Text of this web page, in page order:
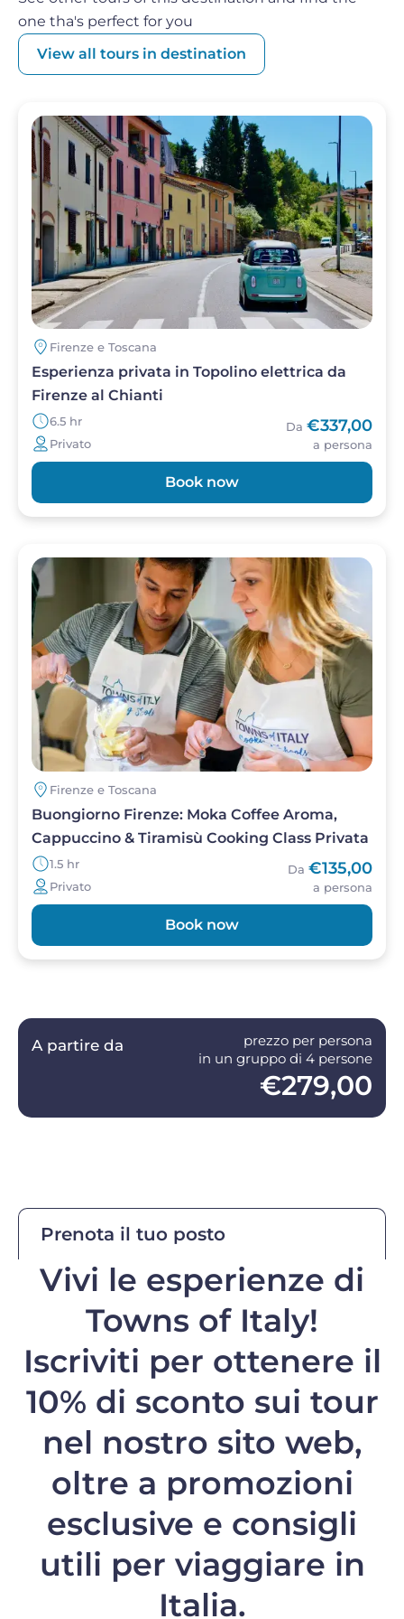
one tha's perfect for you
View all tours in destination
Image
Firenze e Toscana
Esperienza privata in Topolino elettrica da
Firenze al Chianti
6.5 hr
Privato
Da €337,00
a persona
Book now
Image
Firenze e Toscana
Buongiorno Firenze: Moka Coffee Aroma,
Cappuccino & Tiramisù Cooking Class Privata
1.5 hr
Privato
Da €135,00
a persona
Book now
A partire da
prezzo per persona
in un gruppo di 4 persone
€279,00
Prenota il tuo posto
Vivi le esperienze di
Towns of Italy!
Iscriviti per ottenere il
10% di sconto sui tour
nel nostro sito web,
oltre a promozioni
esclusive e consigli
utili per viaggiare in
Italia.